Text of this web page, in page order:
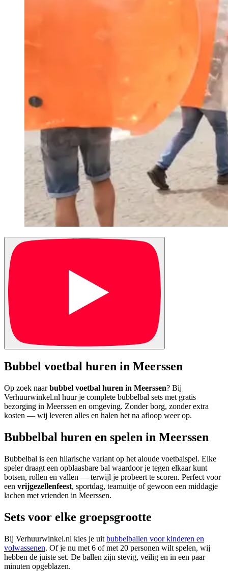
Bubbel voetbal huren in Meerssen
Op zoek naarbubbel voetbal huren in Meerssen? Bij
Verhuurwinkel.nl huur je complete bubbelbal sets met gratis
bezorging in Meerssen en omgeving. Zonder borg, zonder extra
kosten — wij leveren alles en halen het na afloop weer op.
Bubbelbal huren en spelen in Meerssen
Bubbelbal is een hilarische variant op het aloude voetbalspel. Elke
speler draagt een opblaasbare bal waardoor je tegen elkaar kunt
botsen, rollen en vallen — terwijl je probeert te scoren. Perfect voor
een vrijgezellenfeest, sportdag, teamuitje of gewoon een middagje
lachen met vrienden in Meerssen.
Sets voor elke groepsgrootte
Bij Verhuurwinkel.nl kies je uit bubbelballen voor kinderen en
volwassenen. Of je nu met 6 of met 20 personen wilt spelen, wij
hebben de juiste set. De ballen zijn stevig, veilig en in een paar
minuten opgeblazen.